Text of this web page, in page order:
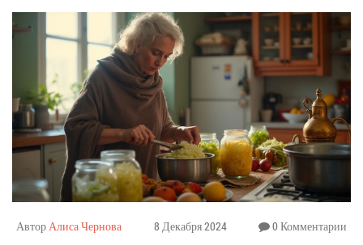
АвторАлиса Чернова 8 Декабря 2024 0 Комментарии